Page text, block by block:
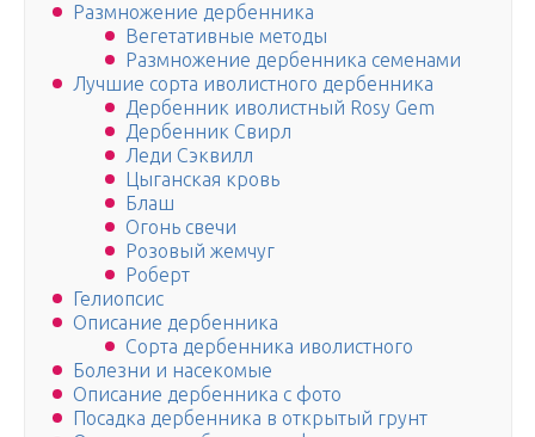
Размножение дербенника
Вегетативные методы
Размножение дербенника семенами
Лучшие сорта иволистного дербенника
Дербенник иволистный Rosy Gem
Дербенник Свирл
Леди Сэквилл
Цыганская кровь
Блаш
Огонь свечи
Розовый жемчуг
Роберт
Гелиопсис
Описание дербенника
Сорта дербенника иволистного
Болезни и насекомые
Описание дербенника c фото
Посадка дербенника в открытый грунт